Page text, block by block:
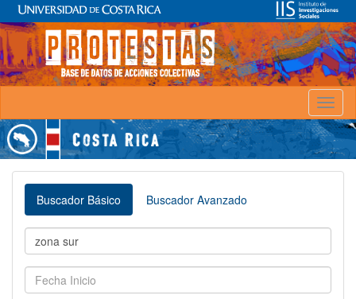
Buscador Básico Buscador Avanzado